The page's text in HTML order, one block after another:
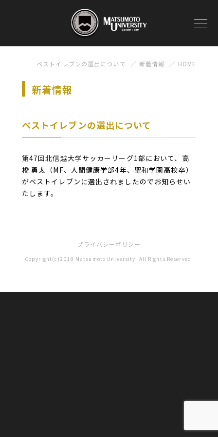
ベストイレブンの選出について 新着情報 HOME
新着情報
ベストイレブンの選出について
第47回北信越大学サッカーリーグ1部において、高
橋 勇太（MF、人間健康学部4年、聖和学園高校卒）
がベストイレブンに選出されましたのでお知らせい
たします。
プライバシーポリシー
Copyright(c)2018 Matsumoto University. All Rights Reserved.